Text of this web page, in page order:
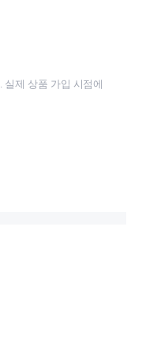
제 상품 가입 시점에